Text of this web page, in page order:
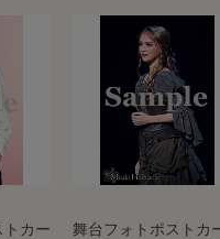
トカー
舞台フォトポストカ